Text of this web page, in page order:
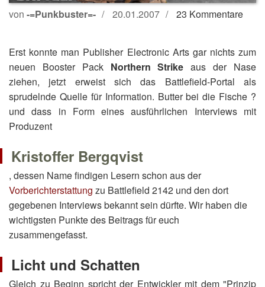
von -=Punkbuster=- 20.01.2007 23 Kommentare
Erst konnte man Publisher Electronic Arts gar nichts zum
neuen Booster Pack Northern Strike aus der Nase
ziehen, jetzt erweist sich das Battlefield-Portal als
sprudelnde Quelle für Information. Butter bei die Fische ?
und dass in Form eines ausführlichen Interviews mit
Produzent
Kristoffer Bergqvist
, dessen Name findigen Lesern schon aus der
Vorberichterstattung zu Battlefield 2142 und den dort
gegebenen Interviews bekannt sein dürfte. Wir haben die
wichtigsten Punkte des Beitrags für euch
zusammengefasst.
Licht und Schatten
Gleich zu Beginn spricht der Entwickler mit dem "Prinzip